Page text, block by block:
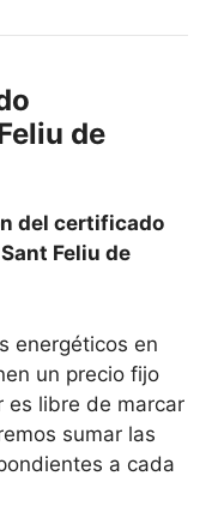
de
del certificado
Feliu de
energéticos en
un precio fijo
es libre de marcar
sumar las
a cada